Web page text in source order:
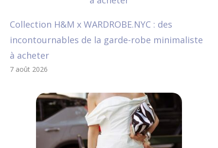
Collection H&M x WARDROBE.NYC : des
incontournables de la garde-robe minimaliste
à acheter
7 août 2026